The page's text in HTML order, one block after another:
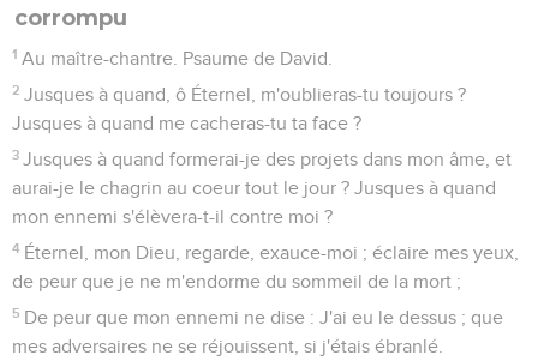
corrompu
1 Au maître-chantre. Psaume de David.
2 Jusques à quand, ô Éternel, m'oublieras-tu toujours ?
Jusques à quand me cacheras-tu ta face ?
3 Jusques à quand formerai-je des projets dans mon âme, et
aurai-je le chagrin au coeur tout le jour ? Jusques à quand
mon ennemi s'élèvera-t-il contre moi ?
4 Éternel, mon Dieu, regarde, exauce-moi ; éclaire mes yeux,
de peur que je ne m'endorme du sommeil de la mort ;
5 De peur que mon ennemi ne dise : J'ai eu le dessus ; que
mes adversaires ne se réjouissent, si j'étais ébranlé.